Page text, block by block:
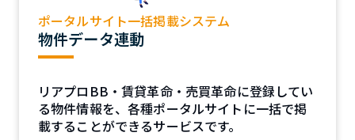
ポータルサイト一括掲載システム
物件データ連動
リアプロBB・賃貸革命・売買革命に登録してい
る物件情報を、各種ポータルサイトに一括で掲
載することができるサービスです。